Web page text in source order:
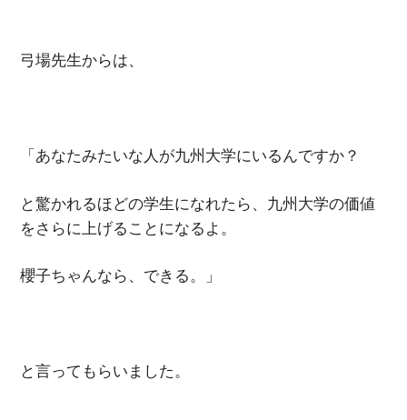
弓場先生からは、
「あなたみたいな人が九州大学にいるんですか？
と驚かれるほどの学生になれたら、九州大学の価値
をさらに上げることになるよ。
櫻子ちゃんなら、できる。」
と言ってもらいました。